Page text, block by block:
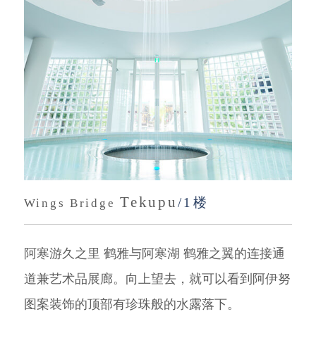
Wings BridgeTekupu/1楼
阿寒游久之里 鹤雅与阿寒湖 鹤雅之翼的连接通
道兼艺术品展廊。向上望去，就可以看到阿伊努
图案装饰的顶部有珍珠般的水露落下。